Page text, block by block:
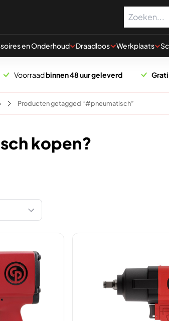
en Onderhoud Draadloos Werkplaats
Voorraadbinnen 48 uur geleverd
Producten getagged “#pneumatisch”
kopen?